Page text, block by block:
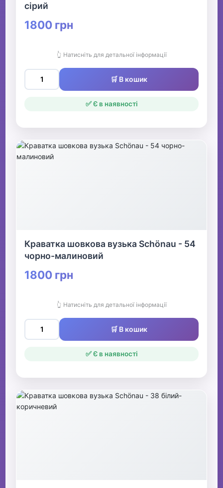
сірий
1800 грн
👆 Натисніть для детальної інформації
🛒 В кошик
✅ Є в наявності
Краватка шовкова вузька Schönau - 54
чорно-малиновий
1800 грн
👆 Натисніть для детальної інформації
🛒 В кошик
✅ Є в наявності